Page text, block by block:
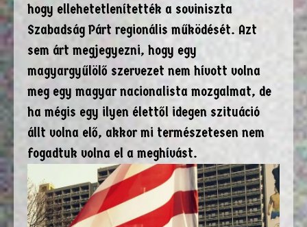
hogy ellehetetlenítették a soviniszta
Szabadság Párt regionális működését. Azt
sem árt megjegyezni, hogy egy
magyargyűlölő szervezet nem hívott volna
meg egy magyar nacionalista mozgalmat, de
ha mégis egy ilyen élettől idegen szituáció
állt volna elő, akkor mi természetesen nem
fogadtuk volna el a meghívást.